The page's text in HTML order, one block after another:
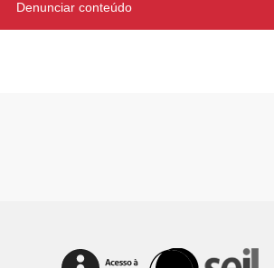
Denunciar conteúdo